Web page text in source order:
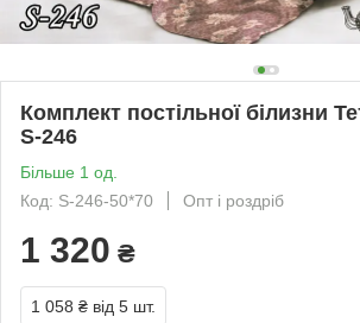
Комплект постільної білизни
S-246
Більше 1 од.
Код: S-246-50*70
Опт і роздріб
1 320 ₴
1 058 ₴ від 5 шт.